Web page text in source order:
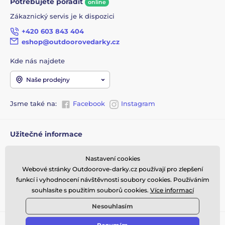
(některý z výše jmenovaných) je nanesena velmi tenká
vrstva zlata
online
Zákaznický servis je k dispozici
+420 603 843 404
eshop@outdoorovedarky.cz
Kde nás najdete
Naše prodejny
Jsme také na: Facebook Instagram
Užitečné informace
Doprava zboží z eshopu k
vám
Vrácení a výměna zboží
Reklamace
Nastavení cookies
Webové stránky Outdoorove-darky.cz používají pro zlepšení
funkcí i vyhodnocení návštěvnosti soubory cookies. Používáním
souhlasíte s použitím souborů cookies. Více informací
Nesouhlasím